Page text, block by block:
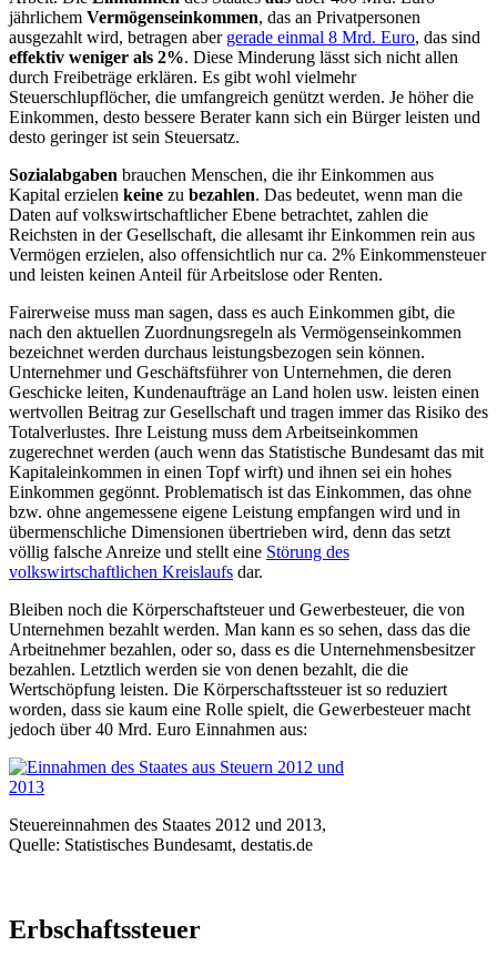
jährlichem Vermögenseinkommen, das an Privatpersonen
ausgezahlt wird, betragen aber gerade einmal 8 Mrd. Euro, das sind
effektiv weniger als 2%. Diese Minderung lässt sich nicht allen
durch Freibeträge erklären. Es gibt wohl vielmehr
Steuerschlupflöcher, die umfangreich genützt werden. Je höher die
Einkommen, desto bessere Berater kann sich ein Bürger leisten und
desto geringer ist sein Steuersatz.
Sozialabgaben brauchen Menschen, die ihr Einkommen aus
Kapital erzielen keine zu bezahlen. Das bedeutet, wenn man die
Daten auf volkswirtschaftlicher Ebene betrachtet, zahlen die
Reichsten in der Gesellschaft, die allesamt ihr Einkommen rein aus
Vermögen erzielen, also offensichtlich nur ca. 2% Einkommensteuer
und leisten keinen Anteil für Arbeitslose oder Renten.
Fairerweise muss man sagen, dass es auch Einkommen gibt, die
nach den aktuellen Zuordnungsregeln als Vermögenseinkommen
bezeichnet werden durchaus leistungsbezogen sein können.
Unternehmer und Geschäftsführer von Unternehmen, die deren
Geschicke leiten, Kundenaufträge an Land holen usw. leisten einen
wertvollen Beitrag zur Gesellschaft und tragen immer das Risiko des
Totalverlustes. Ihre Leistung muss dem Arbeitseinkommen
zugerechnet werden (auch wenn das Statistische Bundesamt das mit
Kapitaleinkommen in einen Topf wirft) und ihnen sei ein hohes
Einkommen gegönnt. Problematisch ist das Einkommen, das ohne
bzw. ohne angemessene eigene Leistung empfangen wird und in
übermenschliche Dimensionen übertrieben wird, denn das setzt
völlig falsche Anreize und stellt eine Störung des
volkswirtschaftlichen Kreislaufs dar.
Bleiben noch die Körperschaftsteuer und Gewerbesteuer, die von
Unternehmen bezahlt werden. Man kann es so sehen, dass das die
Arbeitnehmer bezahlen, oder so, dass es die Unternehmensbesitzer
bezahlen. Letztlich werden sie von denen bezahlt, die die
Wertschöpfung leisten. Die Körperschaftssteuer ist so reduziert
worden, dass sie kaum eine Rolle spielt, die Gewerbesteuer macht
jedoch über 40 Mrd. Euro Einnahmen aus:
Steuereinnahmen des Staates 2012 und 2013,
Quelle: Statistisches Bundesamt, destatis.de
Erbschaftssteuer